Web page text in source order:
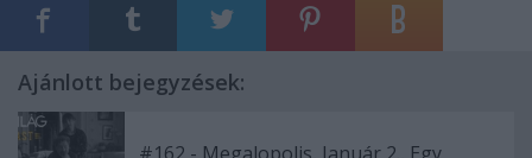
Ajánlott bejegyzések:
#162 - Megalopolis, Január 2., Egy